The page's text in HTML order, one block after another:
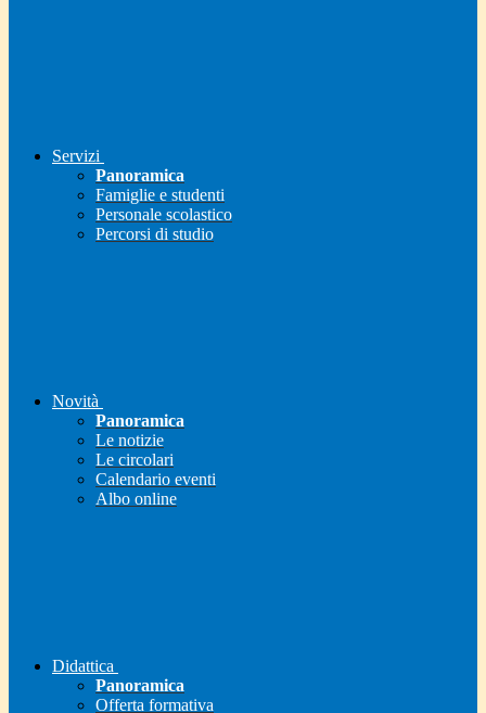
Servizi
Panoramica
Famiglie e studenti
Personale scolastico
Percorsi di studio
Novità
Panoramica
Le notizie
Le circolari
Calendario eventi
Albo online
Didattica
Panoramica
Offerta formativa